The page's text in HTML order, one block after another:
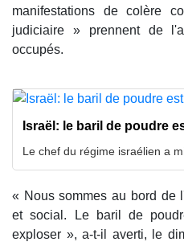
manifestations de colère
judiciaire » prennent de
occupés.
Israël: le baril de poudre
Le chef du régime israélien a
« Nous sommes au bord de
et social. Le baril de
exploser », a-t-il averti, le